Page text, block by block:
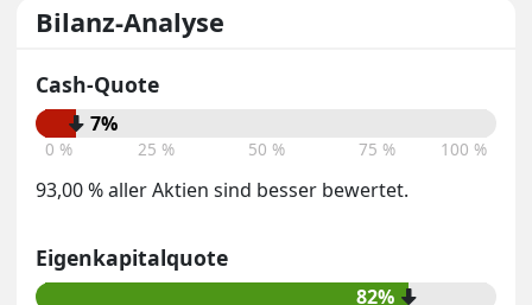
Bilanz-Analyse
Cash-Quote
7%
0 % 25 % 50 % 75 % 100 %
93,00 % aller Aktien sind besser bewertet.
Eigenkapitalquote
82%